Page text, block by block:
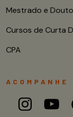
Mestrado e
Cursos de Curta
CPA
ACOMPANHE